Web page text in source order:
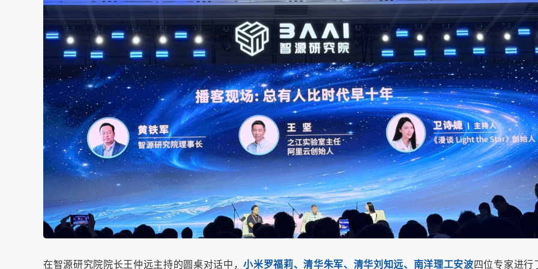
在智源研究院院长王仲远主持的圆桌对话中，小米罗福莉、清华朱军、清华刘知远、南洋理工安波四位专家进行